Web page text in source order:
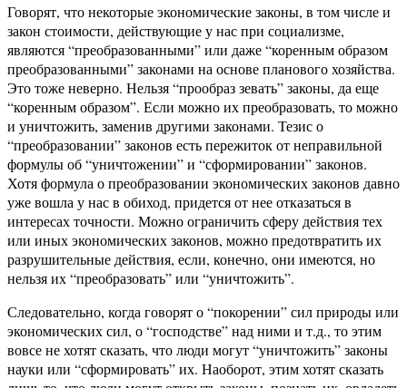
Говорят, что некоторые экономические законы, в том числе и
закон стоимости, действующие у нас при социализме,
являются “преобразованными” или даже “коренным образом
преобразованными” законами на основе планового хозяйства.
Это тоже неверно. Нельзя “прообраз зевать” законы, да еще
“коренным образом”. Если можно их преобразовать, то можно
и уничтожить, заменив другими законами. Тезис о
“преобразовании” законов есть пережиток от неправильной
формулы об “уничтожении” и “сформировании” законов.
Хотя формула о преобразовании экономических законов давно
уже вошла у нас в обиход, придется от нее отказаться в
интересах точности. Можно ограничить сферу действия тех
или иных экономических законов, можно предотвратить их
разрушительные действия, если, конечно, они имеются, но
нельзя их “преобразовать” или “уничтожить”.
Следовательно, когда говорят о “покорении” сил природы или
экономических сил, о “господстве” над ними и т.д., то этим
вовсе не хотят сказать, что люди могут “уничтожить” законы
науки или “сформировать” их. Наоборот, этим хотят сказать